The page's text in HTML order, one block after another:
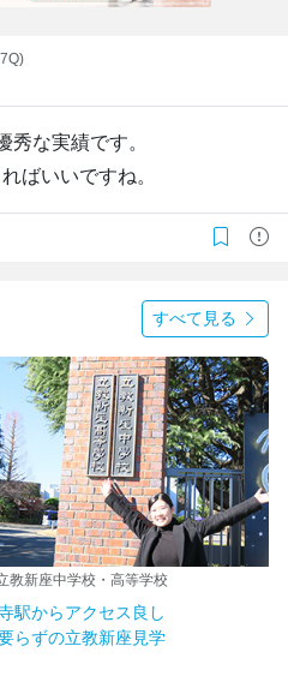
秀な実績です。
ばいいですね。
すべて見る
教新座中学校・高等学校
駅からアクセス良し
らずの立教新座見学